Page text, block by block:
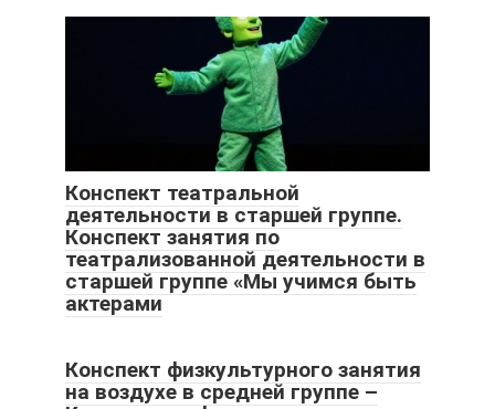
Конспект театральной
деятельности в старшей группе.
Конспект занятия по
театрализованной деятельности в
старшей группе «Мы учимся быть
актерами
Конспект физкультурного занятия
на воздухе в средней группе –